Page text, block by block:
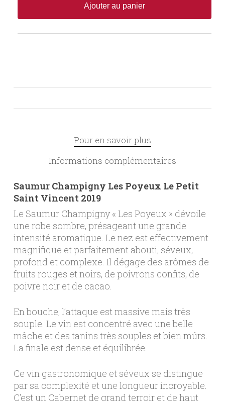
Ajouter au panier
Pour en savoir plus
Informations complémentaires
Saumur Champigny Les Poyeux Le Petit
Saint Vincent 2019
Le Saumur Champigny « Les Poyeux » dévoile
une robe sombre, présageant une grande
intensité aromatique. Le nez est effectivement
magnifique et parfaitement abouti, séveux,
profond et complexe. Il dégage des arômes de
fruits rouges et noirs, de poivrons confits, de
poivre noir et de cacao.
En bouche, l’attaque est massive mais très
souple. Le vin est concentré avec une belle
mâche et des tanins très souples et bien mûrs.
La finale est dense et équilibrée.
Ce vin gastronomique et séveux se distingue
par sa complexité et une longueur incroyable.
C’est un Cabernet de grand terroir et de haut